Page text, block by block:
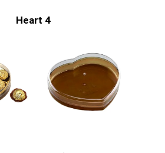
Heart 4